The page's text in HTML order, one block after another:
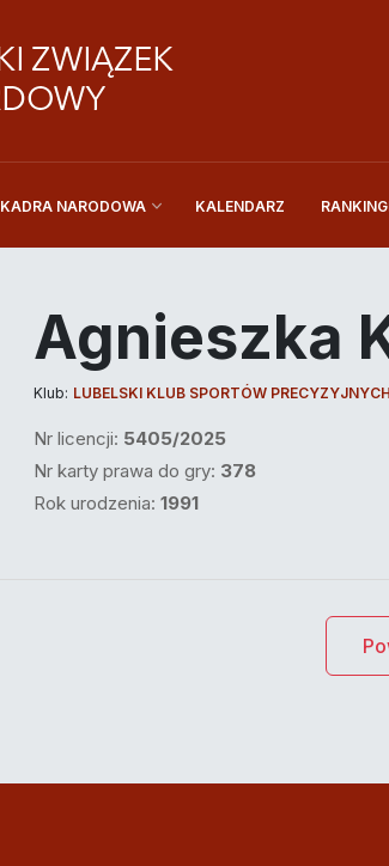
KADRA NARODOWA KALENDARZ
Agnieszka
Klub: LUBELSKI KLUB SPORTÓW
Nr licencji: 5405/2025
Nr karty prawa do gry: 378
Rok urodzenia: 1991